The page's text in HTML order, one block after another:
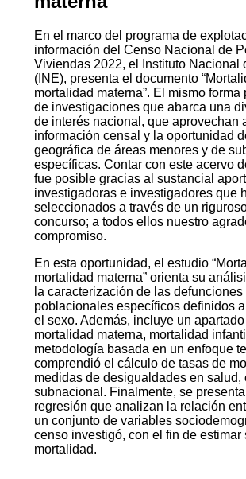
En el marco del programa de
información del Censo Nacional de
Viviendas 2022, el Instituto Nacional
(INE), presenta el documento
mortalidad materna”. El mismo
de investigaciones que abarca una
de interés nacional, que aprovechan
información censal y la oportunidad
geográfica de áreas menores y de
específicas. Contar con este acervo
fue posible gracias al sustancial
investigadoras e investigadores que
seleccionados a través de un
concurso; a todos ellos nuestro
compromiso.
En esta oportunidad, el estudio
mortalidad materna” orienta su
la caracterización de las
poblacionales específicos definidos
el sexo. Además, incluye un
mortalidad materna, mortalidad
metodología basada en un enfoque
comprendió el cálculo de tasas de
medidas de desigualdades en salud,
subnacional. Finalmente, se
regresión que analizan la relación
un conjunto de variables
censo investigó, con el fin de estimar
mortalidad.